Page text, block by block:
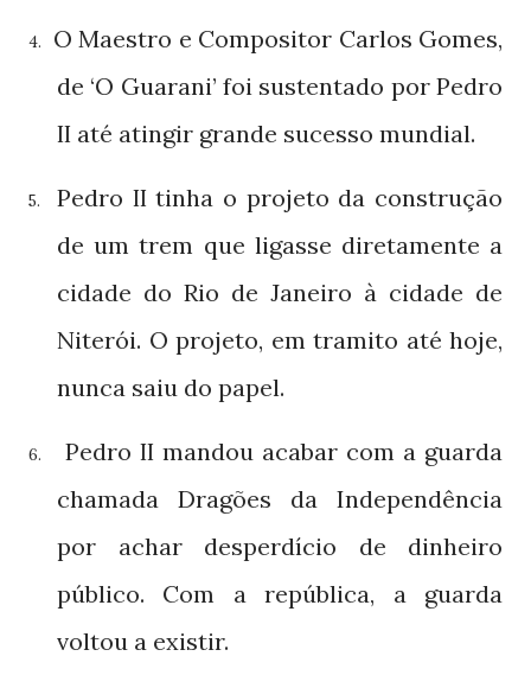
4.
O Maestro e Compositor Carlos Gomes,
de ‘O Guarani’ foi sustentado por Pedro
II até atingir grande sucesso mundial.
5. Pedro IItinha o projeto da construção
de um trem que ligasse diretamente a
cidade do Rio de Janeiro à cidade de
Niterói. O projeto, em tramito até hoje,
nunca saiu do papel.
6. Pedro II mandou acabar com a guarda
chamada Dragões da Independência
por achar desperdício de dinheiro
público. Com a república, a guarda
voltou a existir.